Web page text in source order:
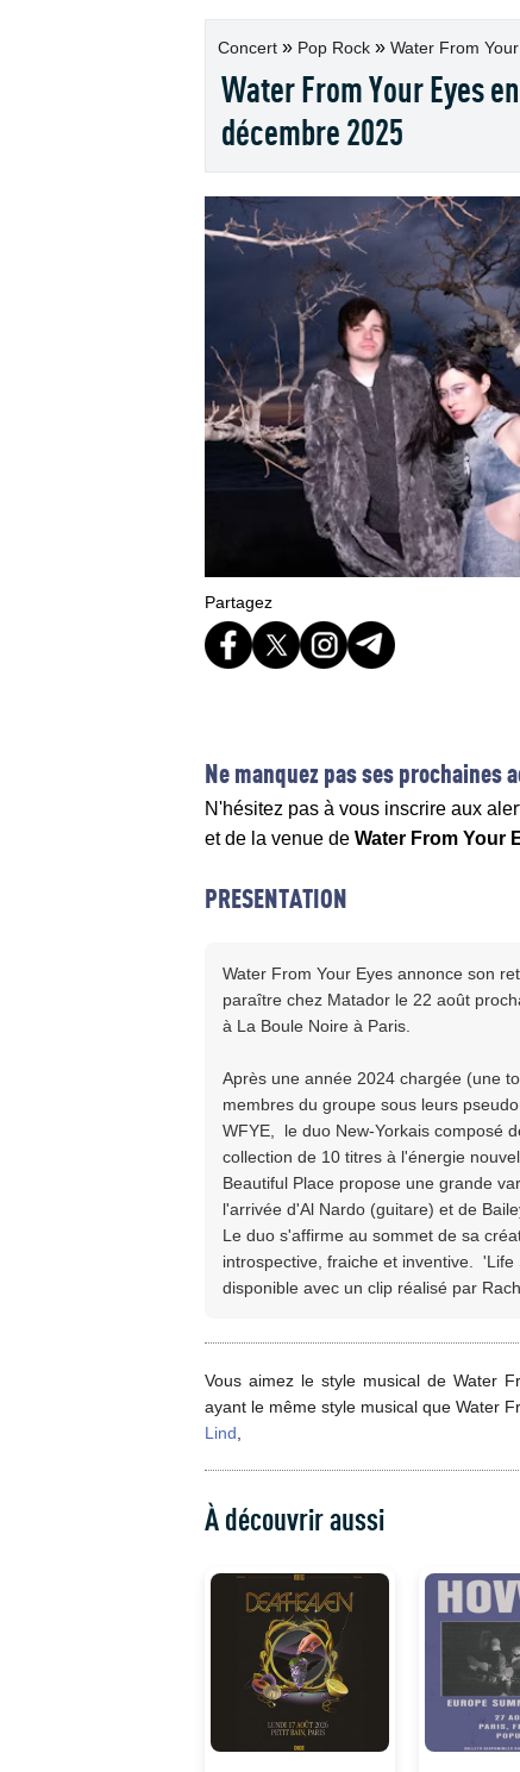
Concert » Pop Rock » Water From
Water From Your Eyes
décembre 2025
Partagez
Ne manquez pas ses prochaines
N'hésitez pas à vous inscrire aux
et de la venue de Water From Your
PRESENTATION
Water From Your Eyes annonce son
paraître chez Matador le 22 août
à La Boule Noire à Paris.
Après une année 2024 chargée (une
membres du groupe sous leurs
WFYE, le duo New-Yorkais composé
collection de 10 titres à l'énergie
Beautiful Place propose une grande
l'arrivée d'Al Nardo (guitare) et de
Le duo s'affirme au sommet de sa
introspective, fraiche et inventive.
disponible avec un clip réalisé par
Vous aimez le style musical de Water
ayant le même style musical que Water
Lind
À découvrir aussi